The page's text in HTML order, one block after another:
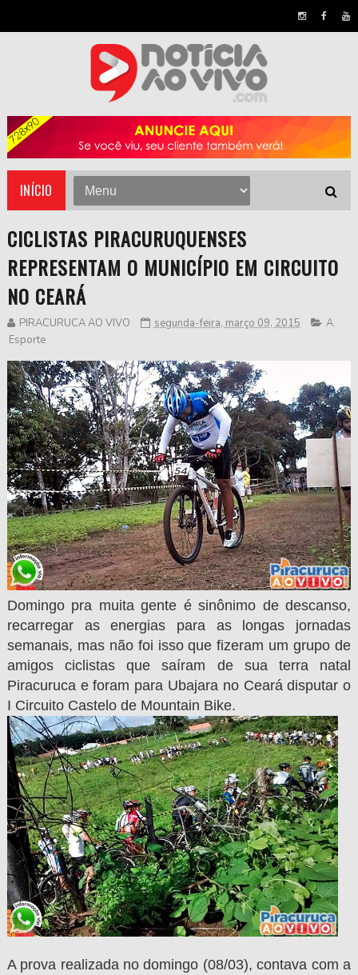
INÍCIO
CICLISTAS PIRACURUQUENSES
REPRESENTAM O MUNICÍPIO EM CIRCUITO
NO CEARÁ
PIRACURUCA AO VIVO segunda-feira, março 09, 2015 A,
Esporte
Domingo pra muita gente é sinônimo de descanso,
recarregar as energias para as longas jornadas
semanais, mas não foi isso que fizeram um grupo de
amigos ciclistas que saíram de sua terra natal
Piracuruca e foram para Ubajara no Ceará disputar o
I Circuito Castelo de Mountain Bike.
A prova realizada no domingo (08/03), contava com a